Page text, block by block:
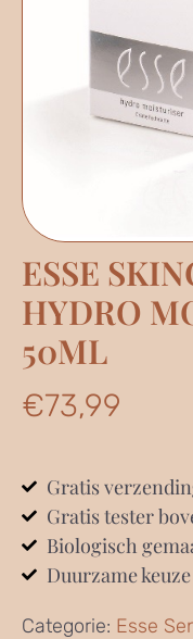
ESSE
HYDRO
50ML
€73,99
Gratis
Gratis tester
Biologisch
Duurzame keuze
Categorie: Esse